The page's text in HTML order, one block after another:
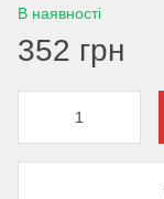
В наявності
352 грн